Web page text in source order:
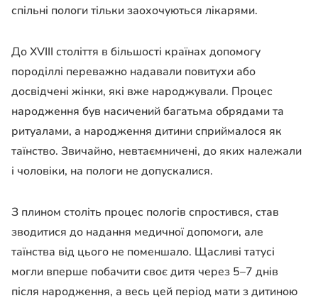
спільні пологи тільки заохочуються лікарями.
До XVIII століття в більшості країнах допомогу
породіллі переважно надавали повитухи або
досвідчені жінки, які вже народжували. Процес
народження був насичений багатьма обрядами та
ритуалами, а народження дитини сприймалося як
таїнство. Звичайно, невтаємничені, до яких належали
і чоловіки, на пологи не допускалися.
З плином століть процес пологів спростився, став
зводитися до надання медичної допомоги, але
таїнства від цього не поменшало. Щасливі татусі
могли вперше побачити своє дитя через 5–7 днів
після народження, а весь цей період мати з дитиною